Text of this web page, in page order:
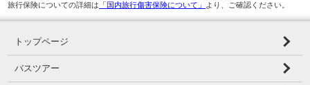
旅行保険についての詳細は 「国内旅行傷害保険について」 より、ご確認ください。
トップページ
バスツアー